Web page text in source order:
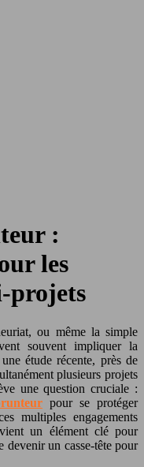
:
les
projets
souvent impliquer la
étude récente, près de
plusieurs projets
une question cruciale :
pour se protéger
multiples engagements
un élément clé pour
devenir un casse-tête pour